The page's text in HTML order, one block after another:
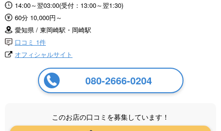
14:00～翌03:00(受付：13:00～翌1:30)
60分 10,000円～
愛知県 / 東岡崎駅・岡崎駅
口コミ 1件
オフィシャルサイト
080-2666-0204
このお店の口コミを募集しています！